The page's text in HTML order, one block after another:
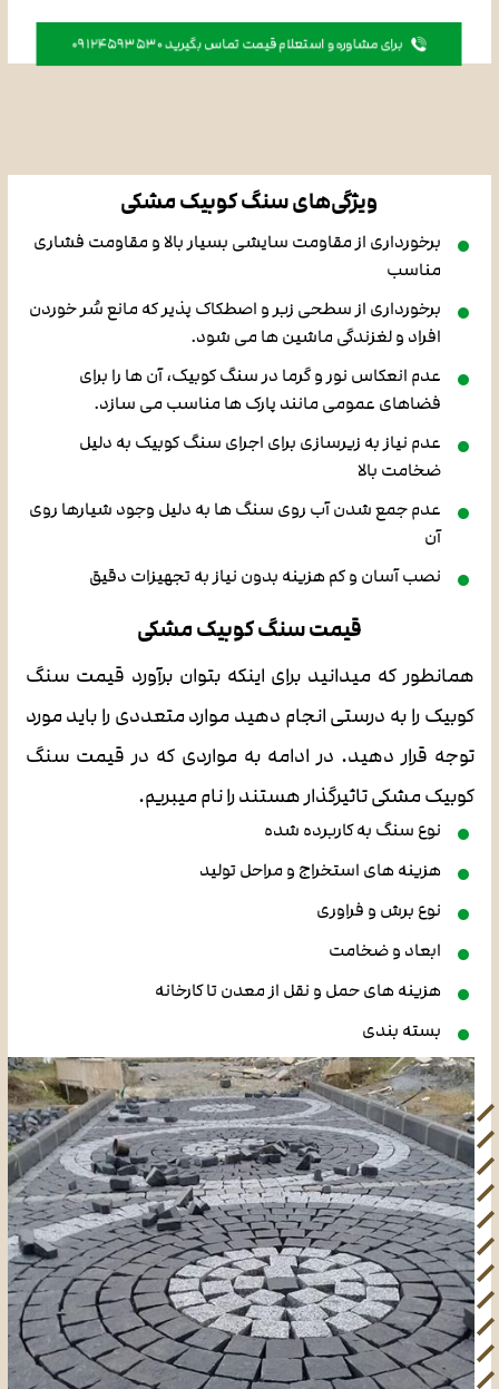
برای مشاوره و استعلام قیمت تماس بگیرید 09124593530
ویژگی‌های سنگ کوبیک مشکی
برخورداری از مقاومت سایشی بسیار بالا و مقاومت فشاری
مناسب
برخورداری از سطحی زبر و اصطکاک پذیر که مانع سُر خوردن
افراد و لغزندگی ماشین ها می شود.
عدم انعکاس نور و گرما در سنگ کوبیک، آن ها را برای
فضاهای عمومی مانند پارک ها مناسب می سازد.
عدم نیاز به زیرسازی برای اجرای سنگ کوبیک به دلیل
ضخامت بالا
عدم جمع شدن آب روی سنگ ها به دلیل وجود شیارها روی
آن
نصب آسان و کم هزینه بدون نیاز به تجهیزات دقیق
قیمت سنگ کوبیک مشکی
همانطور که میدانید برای اینکه بتوان برآورد قیمت سنگ
کوبیک را به درستی انجام دهید موارد متعددی را باید مورد
توجه قرار دهید. در ادامه به مواردی که در قیمت سنگ
کوبیک مشکی تاثیرگذار هستند را نام میبریم.
نوع سنگ به کاربرده شده
هزینه های استخراج و مراحل تولید
نوع برش و فراوری
ابعاد و ضخامت
هزینه های حمل و نقل از معدن تا کارخانه
بسته بندی